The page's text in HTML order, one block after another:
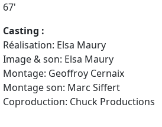
67'
Casting :
Réalisation: Elsa Maury
Image & son: Elsa Maury
Montage: Geoffroy Cernaix
Montage son: Marc Siffert
Coproduction: Chuck Productions